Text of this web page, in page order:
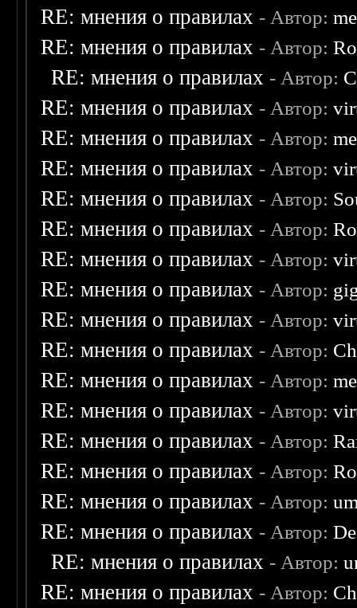
RE: мнения о правилах - Автор:
RE: мнения о правилах - Автор:
RE: мнения о правилах - Автор:
RE: мнения о правилах - Автор:
RE: мнения о правилах - Автор:
RE: мнения о правилах - Автор:
RE: мнения о правилах - Автор:
RE: мнения о правилах - Автор:
RE: мнения о правилах - Автор:
RE: мнения о правилах - Автор:
RE: мнения о правилах - Автор:
RE: мнения о правилах - Автор:
RE: мнения о правилах - Автор:
RE: мнения о правилах - Автор:
RE: мнения о правилах - Автор:
RE: мнения о правилах - Автор:
RE: мнения о правилах - Автор:
RE: мнения о правилах - Автор:
RE: мнения о правилах - Автор:
RE: мнения о правилах - Автор: